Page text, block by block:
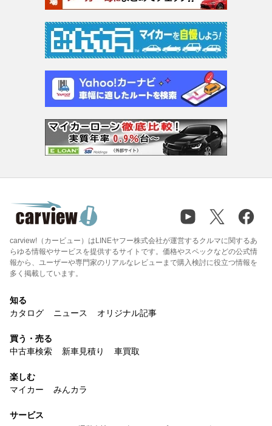
carview!（カービュー）はLINEヤフー株式会社が運営するクルマに関するあ
らゆる情報やサービスを提供するサイトです。価格やスペックなどの公式情
報から、ユーザーや専門家のリアルなレビューまで購入検討に役立つ情報を
多く掲載しています。
知る
カタログ
ニュース オリジナル記事
買う・売る
中古車検索
新車見積り 車買取
楽しむ
マイカー
みんカラ
サービス